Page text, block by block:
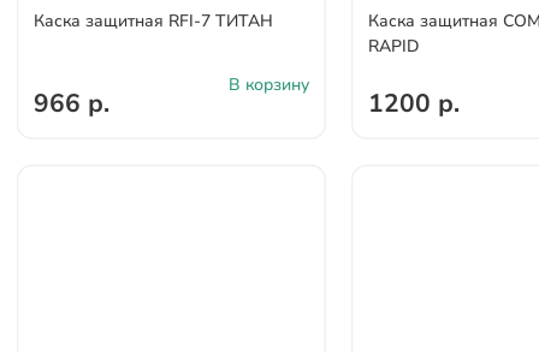
Каска защитная RFI-7 ТИТАН
966 р.
В корзину
Каска защитная
RAPID
1200 р.